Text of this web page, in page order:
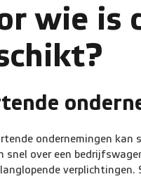
wie is
ondernemingen kan
snel over een